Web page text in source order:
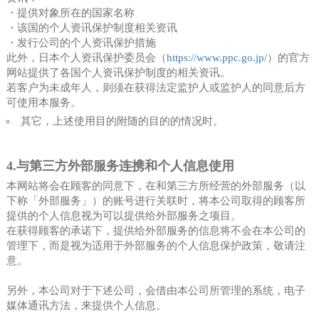
・提供对象所在的国家名称
・该国的个人资讯保护制度相关资讯
・发行公司的个人资讯保护措施
此外，日本个人资讯保护委员会（https://www.ppc.go.jp/）的官方
网站提供了各国个人资讯保护制度的相关资讯。
若客户为未成年人，则须在获得法定监护人或监护人的同意后方
可使用本服务。
其它，上述使用目的附随的目的的情况时。
4.与第三方外部服务连携和个人信息使用
本网站将会在顾客的同意下，在和第三方所经营的外部服务（以
下称「外部服务」）的账号进行关联时，将本公司取得的顾客所
提供的个人信息视为可以提供给外部服务之项目。
在获得顾客的承诺下，提供给外部服务的信息将不会在本公司的
管理下，而是视为适用于外部服务的个人信息保护政策，敬请注
意。
另外，本公司对于下述公司，会借由本公司所管理的系统，电子
媒体通讯方法，来提供个人信息。